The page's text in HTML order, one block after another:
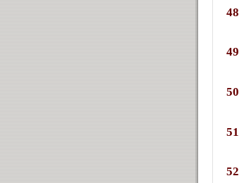
48
49
50
51
52